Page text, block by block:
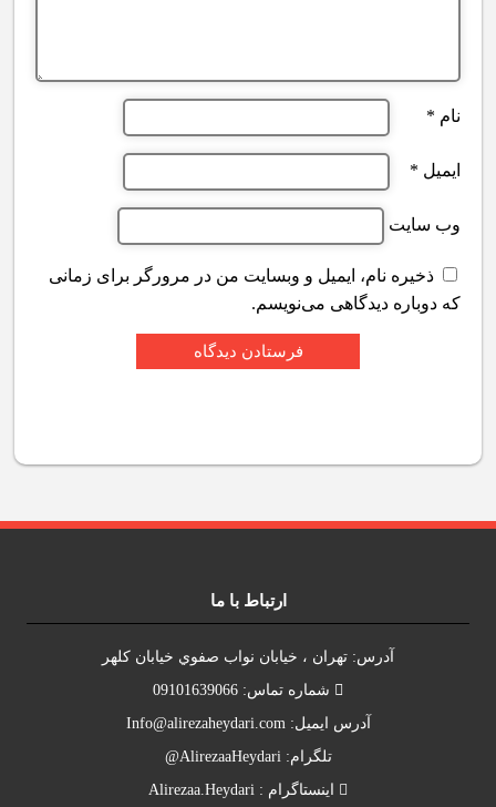
نام *
ایمیل *
وب‌ سایت
ذخیره نام، ایمیل و وبسایت من در مرورگر برای زمانی
که دوباره دیدگاهی می‌نویسم.
ارتباط با ما
آدرس: تهران ، خيابان نواب صفوي خيابان کلهر
شماره تماس: 09101639066
آدرس ايميل: Info@alirezaheydari.com
تلگرام: AlirezaaHeydari@
اينستاگرام : Alirezaa.Heydari